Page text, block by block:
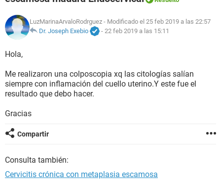
NUTRICIÓN
SEXUALIDAD
GLOSARIO
LuzMarinaArvaloRodrguez - Modificado el 25 feb 2019 a las 22:57
Dr. Joseph Exebio
- 22 feb 2019 a las 15:11
Hola,
Me realizaron una colposcopia xq las citologías salían
siempre con inflamación del cuello uterino.Y este fue el
resultado que debo hacer.
Gracias
Compartir
Consulta también:
Cervicitis crónica con metaplasia escamosa